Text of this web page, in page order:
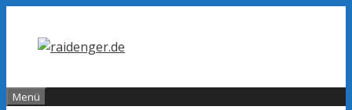
Inhalt
springen
Menü